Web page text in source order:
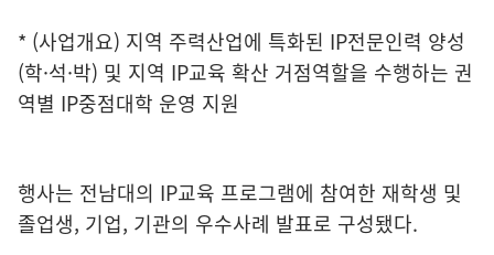
* (사업개요) 지역 주력산업에 특화된 IP전문인력 양성
(학·석·박) 및 지역 IP교육 확산 거점역할을 수행하는 권
역별 IP중점대학 운영 지원
행사는 전남대의 IP교육 프로그램에 참여한 재학생 및
졸업생, 기업, 기관의 우수사례 발표로 구성됐다.